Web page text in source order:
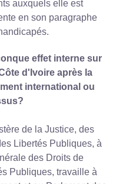
auxquels elle est
en son paragraphe
effet interne sur
d'Ivoire après la
international ou
de la Justice, des
Libertés Publiques, à
des Droits de
Publiques, travaille à